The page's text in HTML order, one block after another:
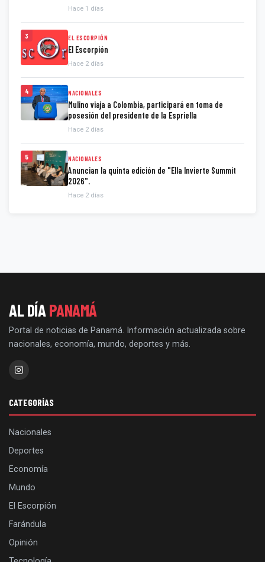
Hace 1 días
3 EL ESCORPIÓN
El Escorpión
Hace 2 días
4 NACIONALES
Mulino viaja a Colombia, participará en toma de
posesión del presidente de la Espriella
Hace 2 días
5 NACIONALES
Anuncian la quinta edición de "Ella Invierte Summit
2026".
Hace 2 días
AL DÍAPANAMÁ
Portal de noticias de Panamá. Información actualizada sobre
nacionales, economía, mundo, deportes y más.
CATEGORÍAS
Nacionales
Deportes
Economía
Mundo
El Escorpión
Farándula
Opinión